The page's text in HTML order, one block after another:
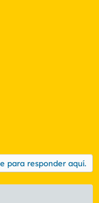
para responder aquí.